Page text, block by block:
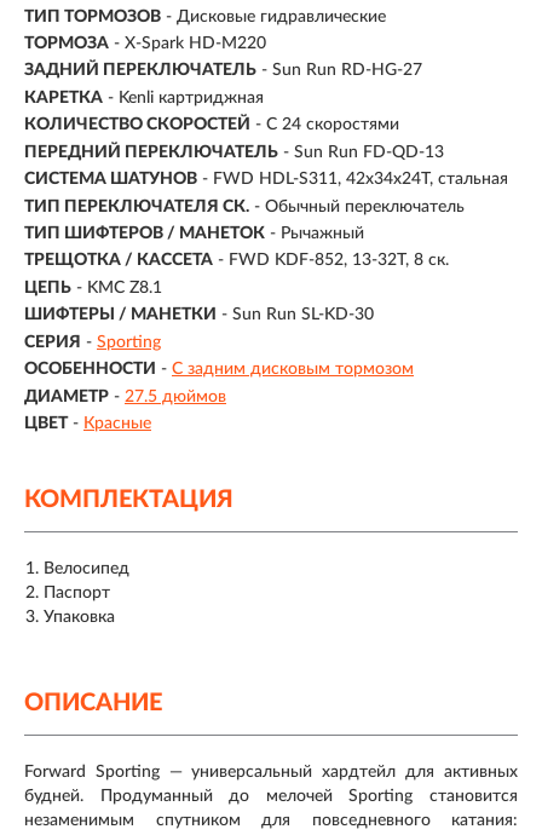
ТИП ТОРМОЗОВ - Дисковые гидравлические
ТОРМОЗА - X-Spark HD-M220
ЗАДНИЙ ПЕРЕКЛЮЧАТЕЛЬ - Sun Run RD-HG-27
КАРЕТКА - Kenli картриджная
КОЛИЧЕСТВО СКОРОСТЕЙ - С 24 скоростями
ПЕРЕДНИЙ ПЕРЕКЛЮЧАТЕЛЬ - Sun Run FD-QD-13
СИСТЕМА ШАТУНОВ - FWD HDL-S311, 42x34x24T, стальная
ТИП ПЕРЕКЛЮЧАТЕЛЯ СК. - Обычный переключатель
ТИП ШИФТЕРОВ / МАНЕТОК - Рычажный
ТРЕЩОТКА / КАССЕТА - FWD KDF-852, 13-32T, 8 ск.
ЦЕПЬ - KMC Z8.1
ШИФТЕРЫ / МАНЕТКИ - Sun Run SL-KD-30
СЕРИЯ - Sporting
ОСОБЕННОСТИ - С задним дисковым тормозом
ДИАМЕТР - 27.5 дюймов
ЦВЕТ - Красные
КОМПЛЕКТАЦИЯ
Велосипед
Паспорт
Упаковка
ОПИСАНИЕ
Forward Sporting — универсальный хардтейл для активных
будней. Продуманный до мелочей Sporting становится
незаменимым спутником для повседневного катания: